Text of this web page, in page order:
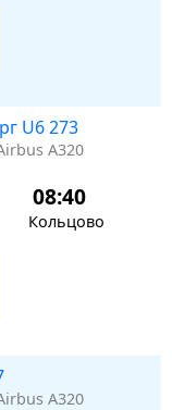
U6 273
A320
08:40
Кольцово
A320